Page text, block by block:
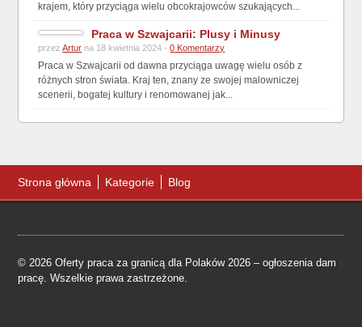
krajem, który przyciąga wielu obcokrajowców szukających...
Praca w Szwajcarii: Plusy i Minusy
przezArtur na 18 kwietnia 2024 -0 Komentarzy
Praca w Szwajcarii od dawna przyciąga uwagę wielu osób z
różnych stron świata. Kraj ten, znany ze swojej malowniczej
scenerii, bogatej kultury i renomowanej jak...
Strona główna Kategorie Blog
© 2026 Oferty praca za granicą dla Polaków 2026 – ogłoszenia dam
pracę. Wszelkie prawa zastrzeżone.